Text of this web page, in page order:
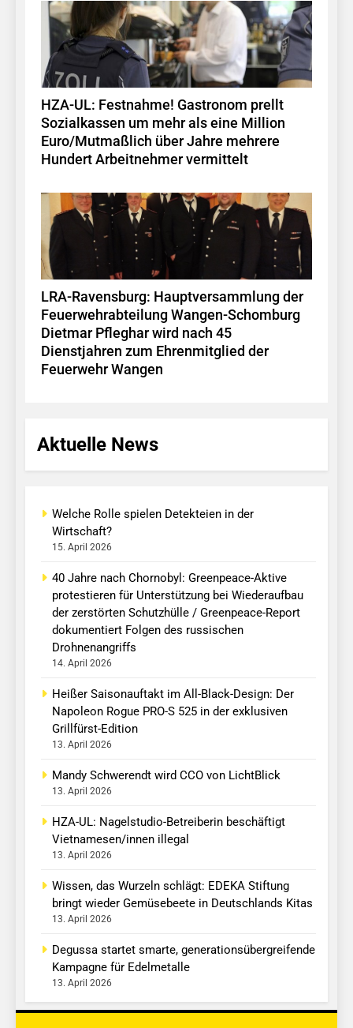
HZA-UL: Festnahme! Gastronom prellt
Sozialkassen um mehr als eine Million
Euro/Mutmaßlich über Jahre mehrere
Hundert Arbeitnehmer vermittelt
LRA-Ravensburg: Hauptversammlung der
Feuerwehrabteilung Wangen-Schomburg
Dietmar Pfleghar wird nach 45
Dienstjahren zum Ehrenmitglied der
Feuerwehr Wangen
Aktuelle News
Welche Rolle spielen Detekteien in der
Wirtschaft?
15. April 2026
40 Jahre nach Chornobyl: Greenpeace-Aktive
protestieren für Unterstützung bei Wiederaufbau
der zerstörten Schutzhülle / Greenpeace-Report
dokumentiert Folgen des russischen
Drohnenangriffs
14. April 2026
Heißer Saisonauftakt im All-Black-Design: Der
Napoleon Rogue PRO-S 525 in der exklusiven
Grillfürst-Edition
13. April 2026
Mandy Schwerendt wird CCO von LichtBlick
13. April 2026
HZA-UL: Nagelstudio-Betreiberin beschäftigt
Vietnamesen/innen illegal
13. April 2026
Wissen, das Wurzeln schlägt: EDEKA Stiftung
bringt wieder Gemüsebeete in Deutschlands Kitas
13. April 2026
Degussa startet smarte, generationsübergreifende
Kampagne für Edelmetalle
13. April 2026